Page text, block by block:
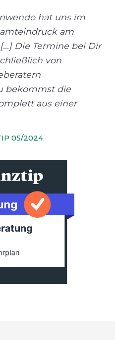
hat uns im
am
Die Termine bei Dir
von
bekommst die
aus einer
05/2024